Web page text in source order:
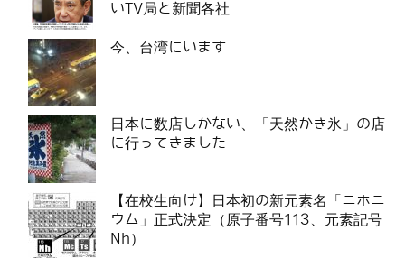
いTV局と新聞各社
今、台湾にいます
日本に数店しかない、「天然かき氷」の店
に行ってきました
【在校生向け】日本初の新元素名「ニホニ
ウム」正式決定（原子番号113、元素記号
Nh）